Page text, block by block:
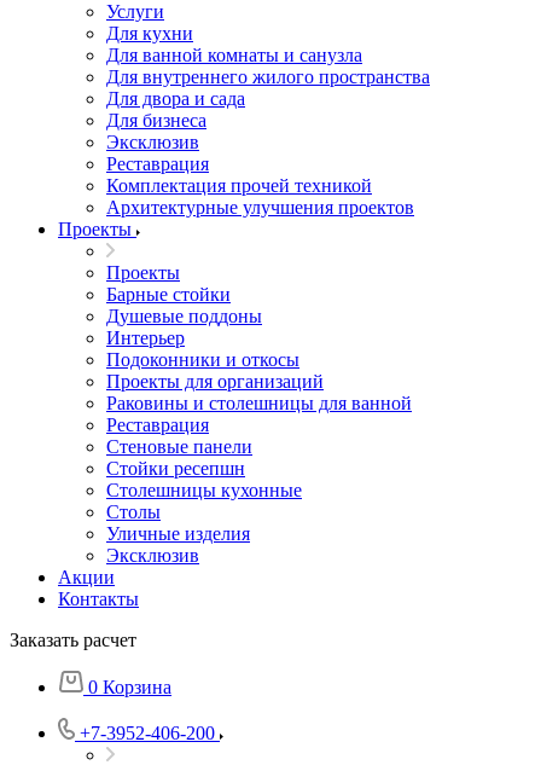
Услуги
Для кухни
Для ванной комнаты и санузла
Для внутреннего жилого пространства
Для двора и сада
Для бизнеса
Эксклюзив
Реставрация
Комплектация прочей техникой
Архитектурные улучшения проектов
Проекты
Проекты
Барные стойки
Душевые поддоны
Интерьер
Подоконники и откосы
Проекты для организаций
Раковины и столешницы для ванной
Реставрация
Стеновые панели
Стойки ресепшн
Столешницы кухонные
Столы
Уличные изделия
Эксклюзив
Акции
Контакты
Заказать расчет
0 Корзина
+7-3952-406-200